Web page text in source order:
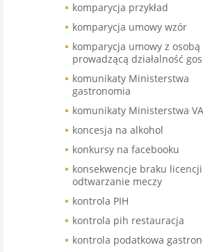
komparycja przykład
komparycja umowy wzór
komparycja umowy z osobą
prowadzącą działalność
komunikaty Ministerstwa
gastronomia
komunikaty Ministerstwa
koncesja na alkohol
konkursy na facebooku
konsekwencje braku
odtwarzanie meczy
kontrola PIH
kontrola pih restauracja
kontrola podatkowa